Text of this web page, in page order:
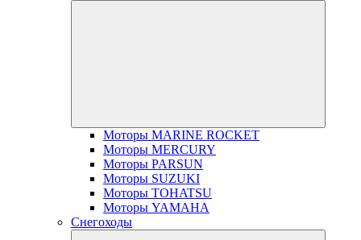
Моторы MARINE ROCKET
Моторы MERCURY
Моторы PARSUN
Моторы SUZUKI
Моторы TOHATSU
Моторы YAMAHA
Снегоходы